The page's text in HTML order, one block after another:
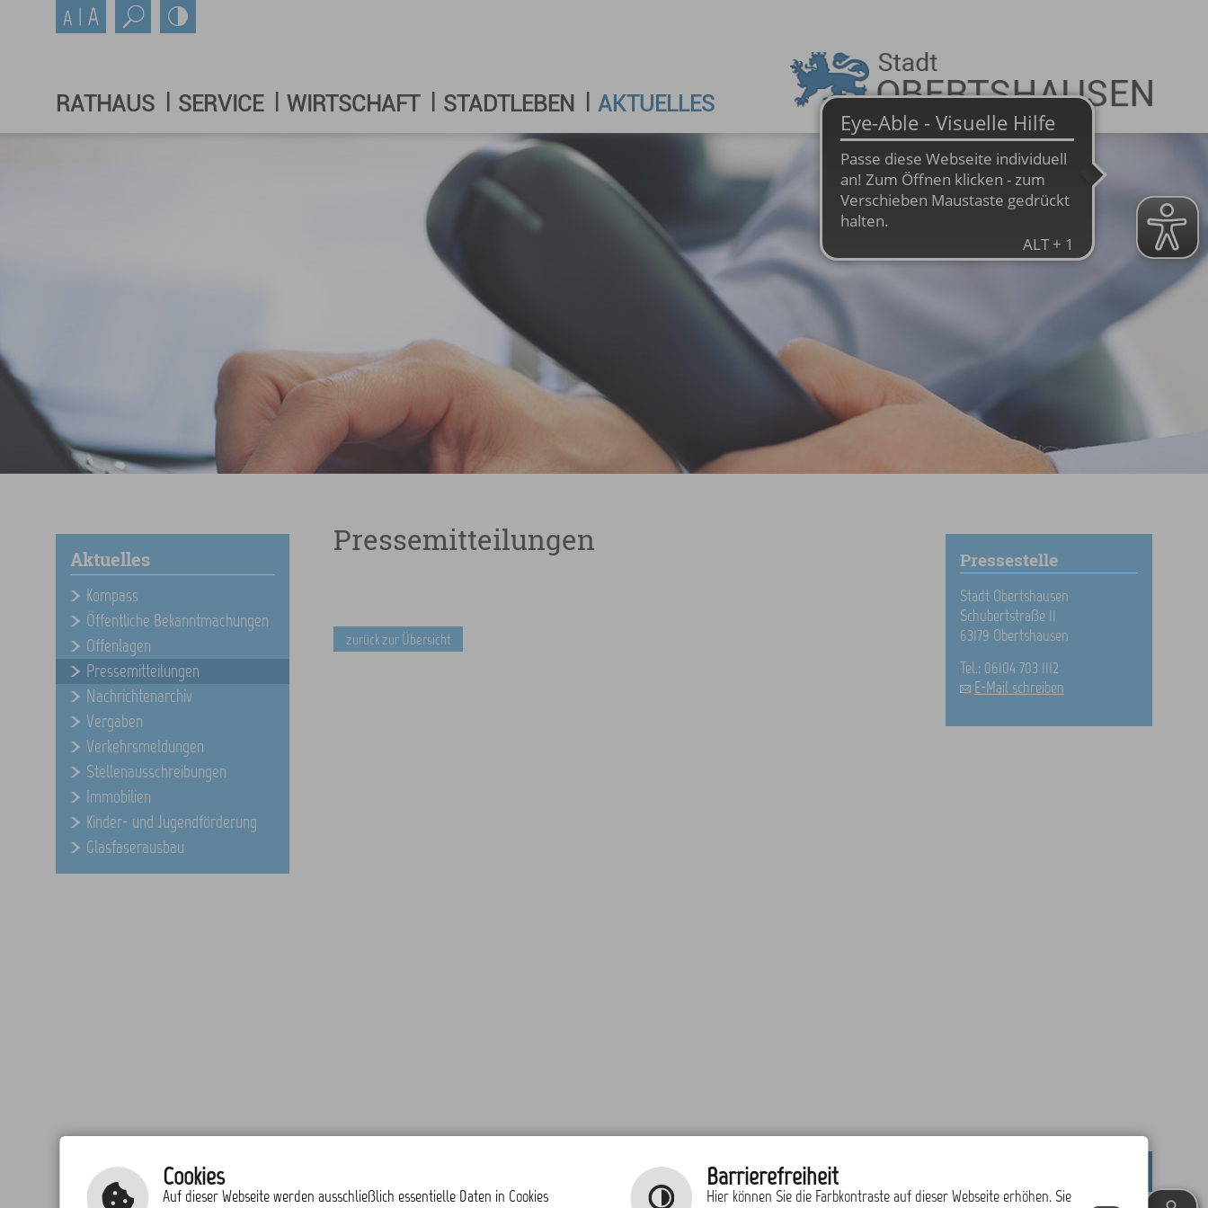
RATHAUS SERVICE WIRTSCHAFT STADTLEBEN AKTUELLES
Aktuelles
Kompass
Öffentliche Bekanntmachungen
Offenlagen
Pressemitteilungen
Nachrichtenarchiv
Vergaben
Verkehrsmeldungen
Stellenausschreibungen
Immobilien
Kinder- und Jugendförderung
Glasfaserausbau
Pressemitteilungen
zurück zur Übersicht
Pressestelle
Stadt Obertshausen
Schubertstraße 11
63179 Obertshausen
Tel.: 06104 703 1112
E-Mail schreiben
Cookies
Auf dieser Webseite werden ausschließlich essentielle Daten in Cookies
Barrierefreiheit
Hier können Sie die Farbkontraste auf dieser Webseite erhöhen. Sie